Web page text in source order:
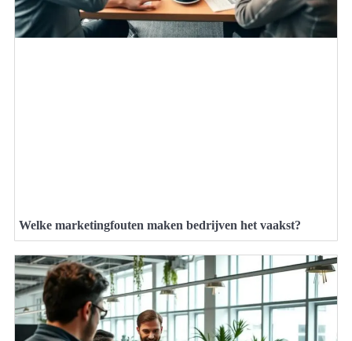
Welke marketingfouten maken bedrijven het vaakst?